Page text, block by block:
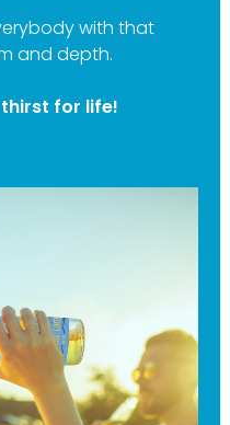
with that
and depth.
for life!